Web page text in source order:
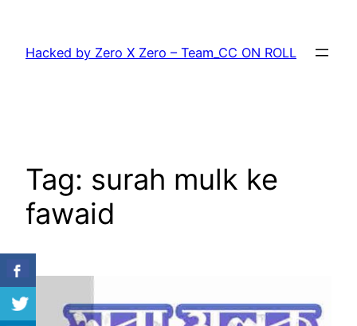
content
Hacked by Zero X Zero – Team_CC ON ROLL
Tag: surah mulk ke
fawaid